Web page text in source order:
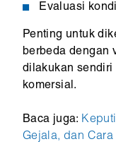
Evaluasi
Penting untuk
berbeda dengan
dilakukan sendiri
komersial.
Baca juga:
Gejala, dan